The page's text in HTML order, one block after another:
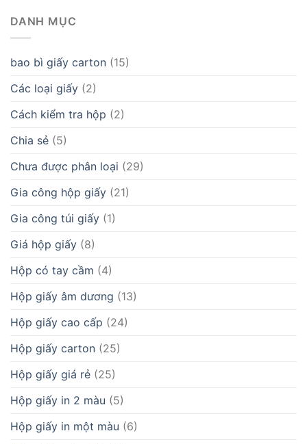
DANH MỤC
bao bì giấy carton (15)
Các loại giấy (2)
Cách kiểm tra hộp (2)
Chia sẻ (5)
Chưa được phân loại (29)
Gia công hộp giấy (21)
Gia công túi giấy (1)
Giá hộp giấy (8)
Hộp có tay cầm (4)
Hộp giấy âm dương (13)
Hộp giấy cao cấp (24)
Hộp giấy carton (25)
Hộp giấy giá rẻ (25)
Hộp giấy in 2 màu (5)
Hộp giấy in một màu (6)